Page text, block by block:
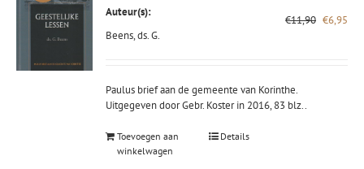
Auteur(s):
Beens, ds. G.
€11,90 €6,95
Paulus brief aan de gemeente van Korinthe.
Uitgegeven door Gebr. Koster in 2016, 83 blz..
Toevoegen aan
winkelwagen
Details